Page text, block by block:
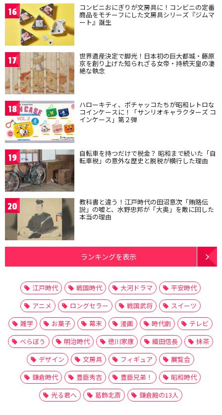
16 コンビニおにぎりが文房具に！コンビニの定番
商品をモチーフにした文房具シリーズ『ジムマ
ート』誕生
17 世界遺産決定で脚光！日本初の巨大都城・藤原
京を創り上げた知られざる女帝・持統天皇の凄
絶な執念
18 ハローキティ、ポチャッコたちが昭和レトロな
コインケースに！「サンリオキャラクターズ コ
インケース」第２弾
19 自転車を持つだけで税金？ 昭和まで続いた「自
転車税」の意外な歴史と脱税が横行した理由
20 教科書と違う！江戸時代の田沼意次「賄賂伝
説」の嘘と、水野忠邦が「大奥」を敵に回した
本当の理由
ランキングを表示
江戸時代 戦国時代 大河ドラマ
平安時代
アニメ
ロングセラー 戦国武将
スイーツ
雑学
お菓子 幕末 漫画 時代劇
テレビ
べらぼう
明治時代 徳川家康 織田信長
抹茶
デザイン
文房具 フィギュア
展覧会
鎌倉時代
豊臣秀吉 豊臣兄弟！
昭和時代
光る君へ
葛飾北斎 鎌倉殿の13人